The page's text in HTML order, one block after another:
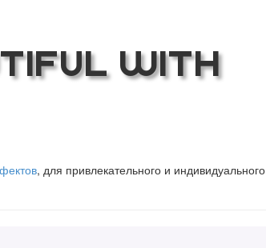
with
, для привлекательного и индивидуального